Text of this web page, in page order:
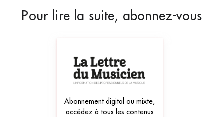
Pour lire la suite, abonnez-vous
Abonnement digital ou mixte,
accédez à tous les contenus